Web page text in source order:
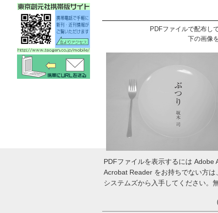
PDFファイルで配布し
下の画像
PDFファイルを表示するには Adobe
Acrobat Reader をお持ちでない方
システムズから入手してください。